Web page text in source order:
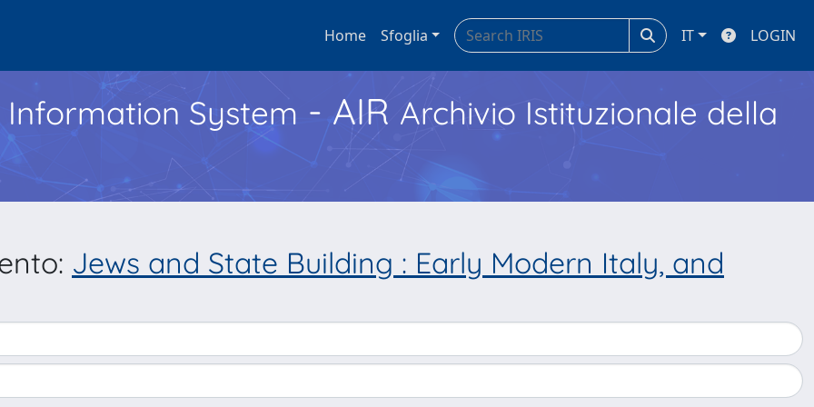
Home Sfoglia IT LOGIN
System - AIR Archivio Istituzionale della
Jews and State Building : Early Modern Italy, and